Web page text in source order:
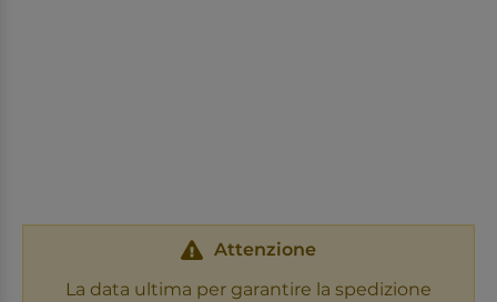
Attenzione
La data ultima per garantire la spedizione